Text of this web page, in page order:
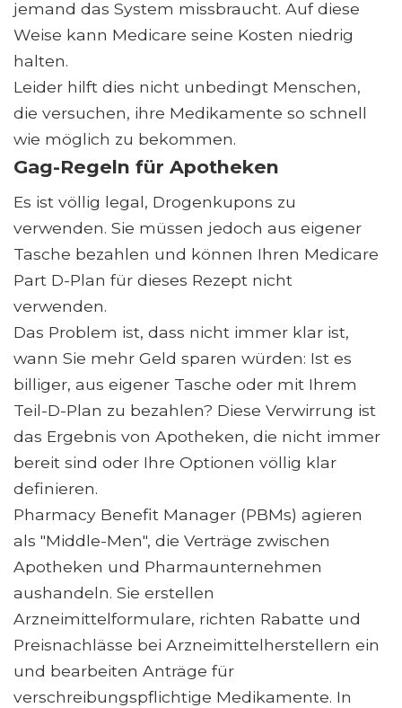
jemand das System missbraucht. Auf diese
Weise kann Medicare seine Kosten niedrig
halten.
Leider hilft dies nicht unbedingt Menschen,
die versuchen, ihre Medikamente so schnell
wie möglich zu bekommen.
Gag-Regeln für Apotheken
Es ist völlig legal, Drogenkupons zu
verwenden. Sie müssen jedoch aus eigener
Tasche bezahlen und können Ihren Medicare
Part D-Plan für dieses Rezept nicht
verwenden.
Das Problem ist, dass nicht immer klar ist,
wann Sie mehr Geld sparen würden: Ist es
billiger, aus eigener Tasche oder mit Ihrem
Teil-D-Plan zu bezahlen? Diese Verwirrung ist
das Ergebnis von Apotheken, die nicht immer
bereit sind oder Ihre Optionen völlig klar
definieren.
Pharmacy Benefit Manager (PBMs) agieren
als "Middle-Men", die Verträge zwischen
Apotheken und Pharmaunternehmen
aushandeln. Sie erstellen
Arzneimittelformulare, richten Rabatte und
Preisnachlässe bei Arzneimittelherstellern ein
und bearbeiten Anträge für
verschreibungspflichtige Medikamente. In